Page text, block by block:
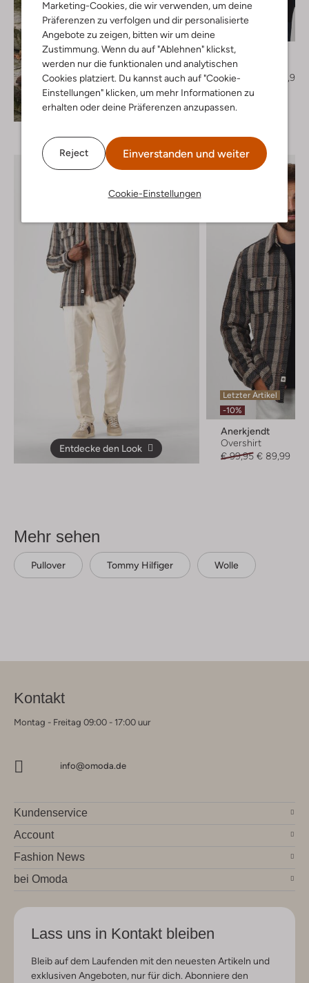
Marketing-Cookies, die wir verwenden, um deine
Präferenzen zu verfolgen und dir personalisierte
Angebote zu zeigen, bitten wir um deine
Zustimmung. Wenn du auf "Ablehnen" klickst,
werden nur die funktionalen und analytischen
Cookies platziert. Du kannst auch auf "Cookie-
Einstellungen" klicken, um mehr Informationen zu
erhalten oder deine Präferenzen anzupassen.
Reject Einverstanden und weiter
Cookie-Einstellungen
Entdecke den Look
Letzter Artikel
Hugo
Mantel
€ 349,95
€ 279,99
Entdecke den Look
Letzter Artikel
-10%
Anerkjendt
Overshirt
€ 99,95 € 89,99
Mehr sehen
Pullover Tommy Hilfiger Wolle
Kontakt
Montag - Freitag 09:00 - 17:00 uur
info@omoda.de
Kundenservice
Account
Fashion News
bei Omoda
Lass uns in Kontakt bleiben
Bleib auf dem Laufenden mit den neuesten Artikeln und
exklusiven Angeboten, nur für dich. Abonniere den